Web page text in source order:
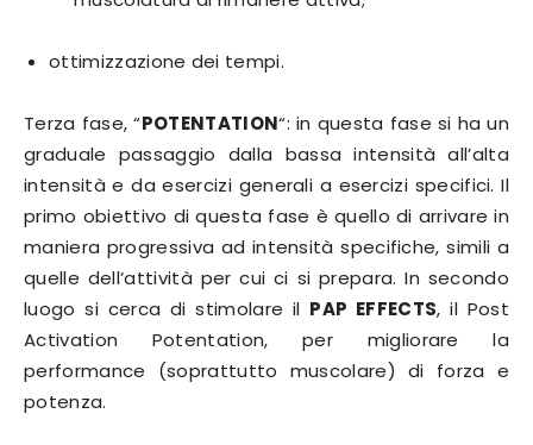
ottimizzazione dei tempi.
Terza fase, “POTENTATION“: in questa fase si ha un
graduale passaggio dalla bassa intensità all’alta
intensità e da esercizi generali a esercizi specifici. Il
primo obiettivo di questa fase è quello di arrivare in
maniera progressiva ad intensità specifiche, simili a
quelle dell’attività per cui ci si prepara. In secondo
luogo si cerca di stimolare il PAP EFFECTS, il Post
Activation Potentation, per migliorare la
performance (soprattutto muscolare) di forza e
potenza.